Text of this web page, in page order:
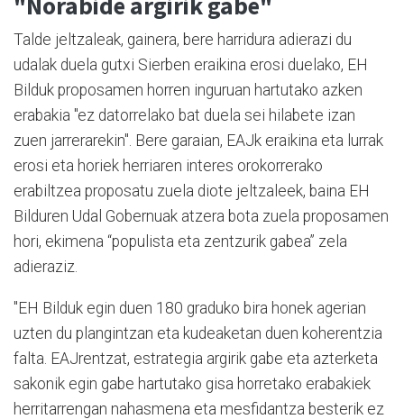
Talde jeltzaleak, gainera, bere harridura adierazi du
udalak duela gutxi Sierben eraikina erosi duelako, EH
Bilduk proposamen horren inguruan hartutako azken
erabakia "ez datorrelako bat duela sei hilabete izan
zuen jarrerarekin". Bere garaian, EAJk eraikina eta lurrak
erosi eta horiek herriaren interes orokorrerako
erabiltzea proposatu zuela diote jeltzaleek, baina EH
Bilduren Udal Gobernuak atzera bota zuela proposamen
hori, ekimena “populista eta zentzurik gabea” zela
adieraziz.
"EH Bilduk egin duen 180 graduko bira honek agerian
uzten du plangintzan eta kudeaketan duen koherentzia
falta. EAJrentzat, estrategia argirik gabe eta azterketa
sakonik egin gabe hartutako gisa horretako erabakiek
herritarrengan nahasmena eta mesfidantza besterik ez